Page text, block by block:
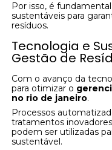
Por isso, é
sustentáveis para
resíduos.
Tecnologia e
Gestão de
Com o avanço da
para otimizar o
no rio de janeiro.
Processos
tratamentos
podem ser utilizadas
sustentável.